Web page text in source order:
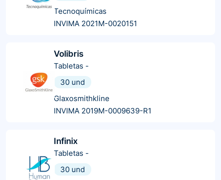
Tecnoquímicas
INVIMA 2021M-0020151
Volibris
Tabletas -
30 und
Glaxosmithkline
INVIMA 2019M-0009639-R1
Infinix
Tabletas -
30 und